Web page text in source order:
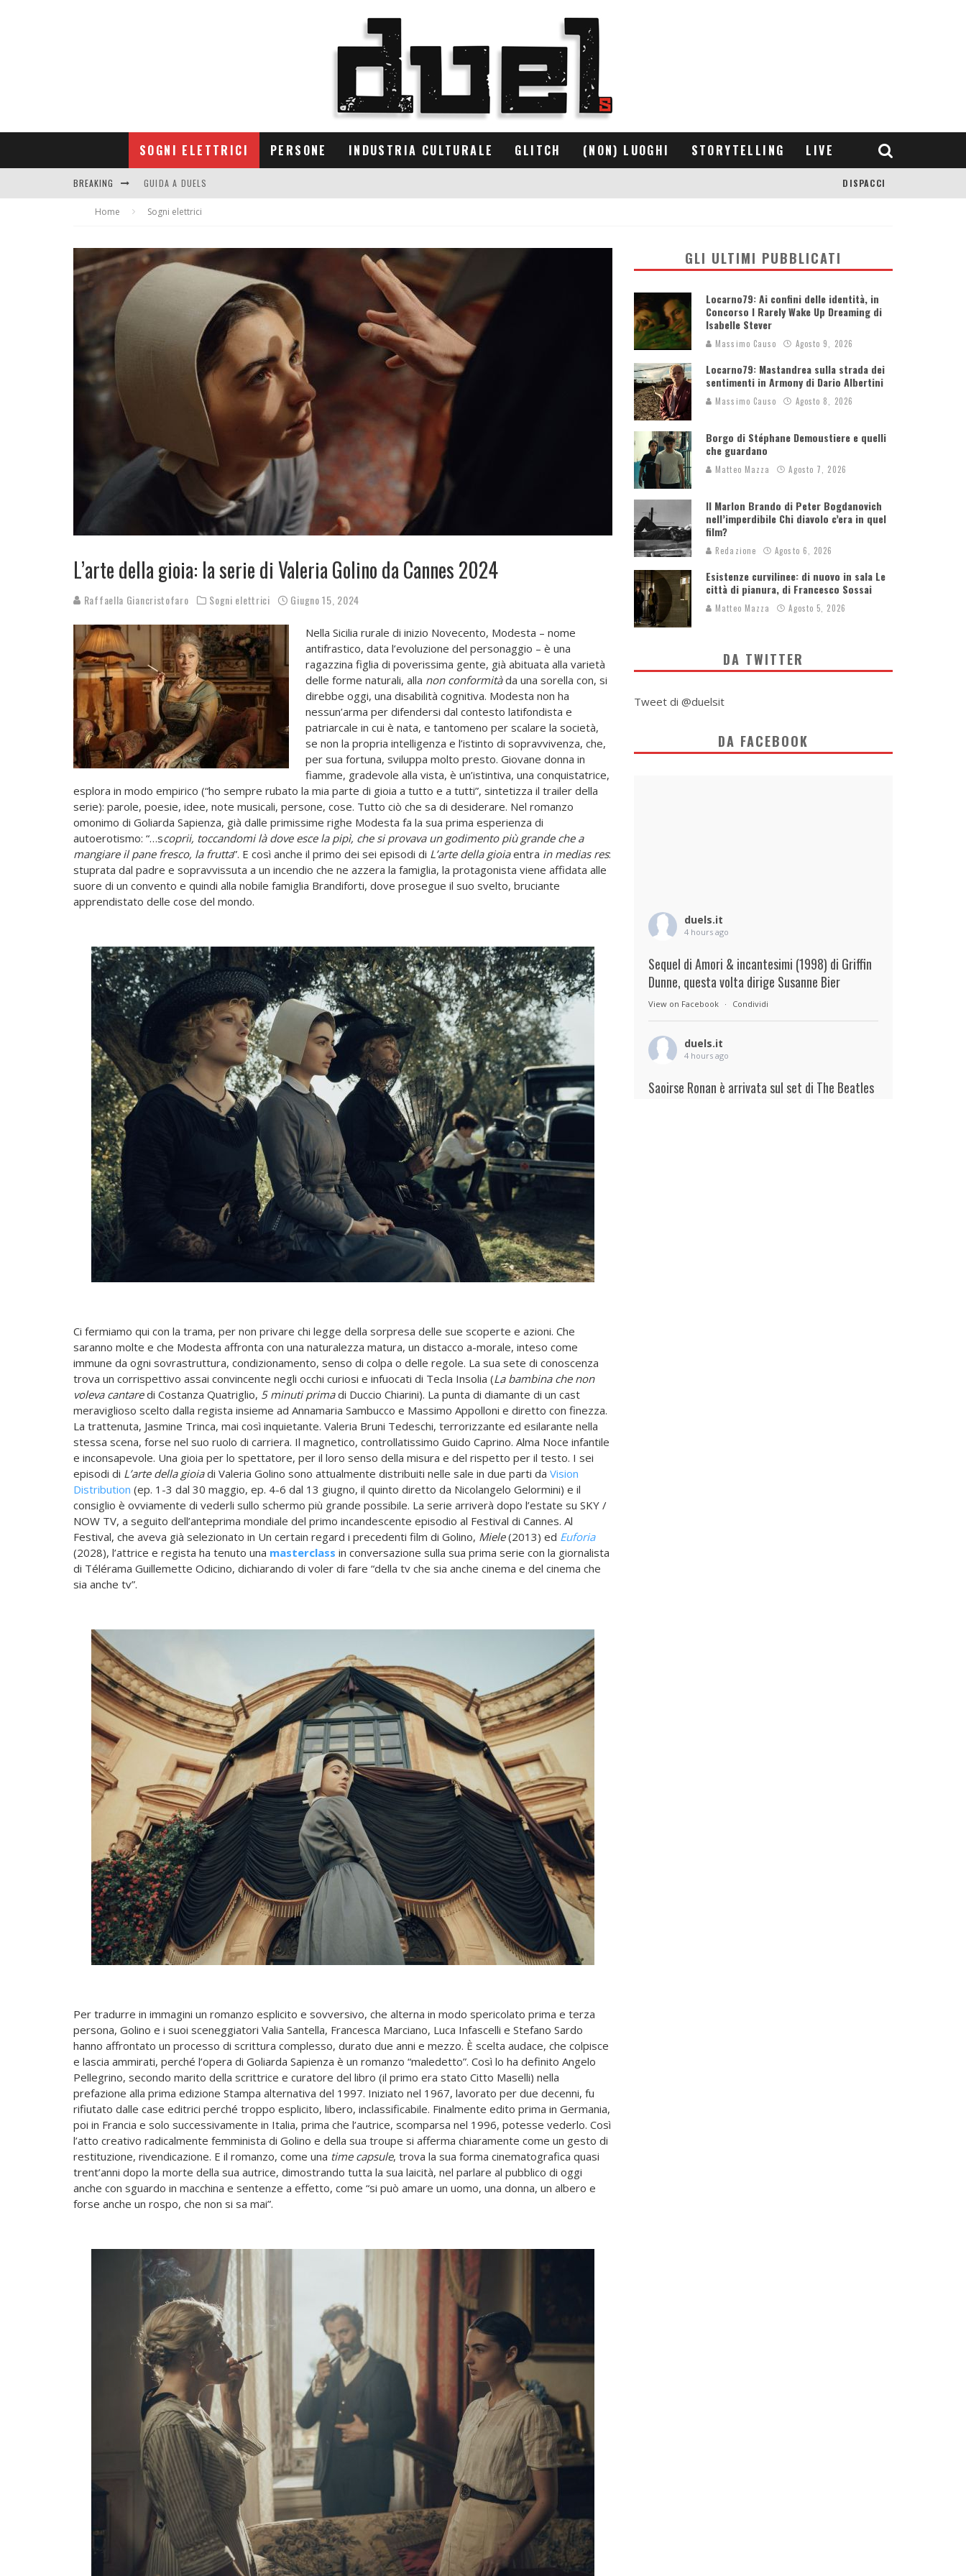
SOGNI ELETTRICI PERSONE INDUSTRIA CULTURALE GLITCH (NON) LUOGHI STORYTELLING LIVE
BREAKING GUIDA A DUELS
CONTRIBUTORS
DISPACCI
Home Sogni elettrici
L’arte della gioia: la serie di Valeria Golino da Cannes 2024
Raffaella Giancristofaro Sogni elettrici Giugno 15, 2024
Nella Sicilia rurale di inizio Novecento, Modesta – nome
antifrastico, data l’evoluzione del personaggio – è una
ragazzina figlia di poverissima gente, già abituata alla varietà
delle forme naturali, alla non conformitàda una sorella con, si
direbbe oggi, una disabilità cognitiva. Modesta non ha
nessun’arma per difendersi dal contesto latifondista e
patriarcale in cui è nata, e tantomeno per scalare la società,
se non la propria intelligenza e l’istinto di sopravvivenza, che,
per sua fortuna, sviluppa molto presto. Giovane donna in
fiamme, gradevole alla vista, è un’istintiva, una conquistatrice,
esplora in modo empirico (“ho sempre rubato la mia parte di gioia a tutto e a tutti”, sintetizza il trailer della
serie): parole, poesie, idee, note musicali, persone, cose. Tutto ciò che sa di desiderare. Nel romanzo
omonimo di Goliarda Sapienza, già dalle primissime righe Modesta fa la sua prima esperienza di
autoerotismo: “…scoprii, toccandomi là dove esce la pipì, che si provava un godimento più grande che a
mangiare il pane fresco, la frutta”. E così anche il primo dei sei episodi di L’arte della gioiaentra in medias res:
stuprata dal padre e sopravvissuta a un incendio che ne azzera la famiglia, la protagonista viene affidata alle
suore di un convento e quindi alla nobile famiglia Brandiforti, dove prosegue il suo svelto, bruciante
apprendistato delle cose del mondo.
Ci fermiamo qui con la trama, per non privare chi legge della sorpresa delle sue scoperte e azioni. Che
saranno molte e che Modesta affronta con una naturalezza matura, un distacco a-morale, inteso come
immune da ogni sovrastruttura, condizionamento, senso di colpa o delle regole. La sua sete di conoscenza
trova un corrispettivo assai convincente negli occhi curiosi e infuocati di Tecla Insolia (La bambina che non
voleva cantaredi Costanza Quatriglio, 5 minuti primadi Duccio Chiarini). La punta di diamante di un cast
meraviglioso scelto dalla regista insieme ad Annamaria Sambucco e Massimo Appolloni e diretto con finezza.
La trattenuta, Jasmine Trinca, mai così inquietante. Valeria Bruni Tedeschi, terrorizzante ed esilarante nella
stessa scena, forse nel suo ruolo di carriera. Il magnetico, controllatissimo Guido Caprino. Alma Noce infantile
e inconsapevole. Una gioia per lo spettatore, per il loro senso della misura e del rispetto per il testo. I sei
episodi di L’arte della gioiadi Valeria Golino sono attualmente distribuiti nelle sale in due parti da Vision
Distribution (ep. 1-3 dal 30 maggio, ep. 4-6 dal 13 giugno, il quinto diretto da Nicolangelo Gelormini) e il
consiglio è ovviamente di vederli sullo schermo più grande possibile. La serie arriverà dopo l’estate su SKY /
NOW TV, a seguito dell’anteprima mondiale del primo incandescente episodio al Festival di Cannes. Al
Festival, che aveva già selezionato in Un certain regard i precedenti film di Golino, Miele(2013) ed Euforia
(2028), l’attrice e regista ha tenuto una masterclass in conversazione sulla sua prima serie con la giornalista
di Télérama Guillemette Odicino, dichiarando di voler di fare “della tv che sia anche cinema e del cinema che
sia anche tv”.
Per tradurre in immagini un romanzo esplicito e sovversivo, che alterna in modo spericolato prima e terza
persona, Golino e i suoi sceneggiatori Valia Santella, Francesca Marciano, Luca Infascelli e Stefano Sardo
hanno affrontato un processo di scrittura complesso, durato due anni e mezzo. È scelta audace, che colpisce
e lascia ammirati, perché l’opera di Goliarda Sapienza è un romanzo “maledetto”. Così lo ha definito Angelo
Pellegrino, secondo marito della scrittrice e curatore del libro (il primo era stato Citto Maselli) nella
prefazione alla prima edizione Stampa alternativa del 1997. Iniziato nel 1967, lavorato per due decenni, fu
rifiutato dalle case editrici perché troppo esplicito, libero, inclassificabile. Finalmente edito prima in Germania,
poi in Francia e solo successivamente in Italia, prima che l’autrice, scomparsa nel 1996, potesse vederlo. Così
l’atto creativo radicalmente femminista di Golino e della sua troupe si afferma chiaramente come un gesto di
restituzione, rivendicazione. E il romanzo, come una time capsule, trova la sua forma cinematografica quasi
trent’anni dopo la morte della sua autrice, dimostrando tutta la sua laicità, nel parlare al pubblico di oggi
anche con sguardo in macchina e sentenze a effetto, come “si può amare un uomo, una donna, un albero e
forse anche un rospo, che non si sa mai”.
GLI ULTIMI PUBBLICATI
Locarno79: Ai confini delle identità, in
Concorso I Rarely Wake Up Dreaming di
Isabelle Stever
Massimo Causo Agosto 9, 2026
Locarno79: Mastandrea sulla strada dei
sentimenti in Armony di Dario Albertini
Massimo Causo Agosto 8, 2026
Borgo di Stéphane Demoustiere e quelli
che guardano
Matteo Mazza Agosto 7, 2026
Il Marlon Brando di Peter Bogdanovich
nell’imperdibile Chi diavolo c’era in quel
film?
Redazione Agosto 6, 2026
Esistenze curvilinee: di nuovo in sala Le
città di pianura, di Francesco Sossai
Matteo Mazza Agosto 5, 2026
DA TWITTER
Tweet di @duelsit
DA FACEBOOK
duels.it
4 hours ago
Sequel di Amori & incantesimi (1998) di Griffin
Dunne, questa volta dirige Susanne Bier
View on Facebook · Condividi
duels.it
4 hours ago
Saoirse Ronan è arrivata sul set di The Beatles